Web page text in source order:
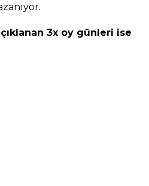
3x oy günleri ise